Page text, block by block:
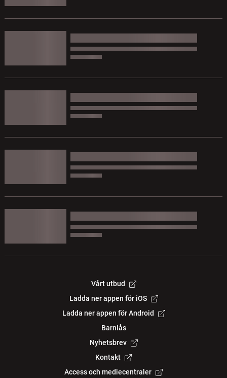
Vårt utbud
Ladda ner appen för iOS
Ladda ner appen för Android
Barnlås
Nyhetsbrev
Kontakt
Access och mediecentraler